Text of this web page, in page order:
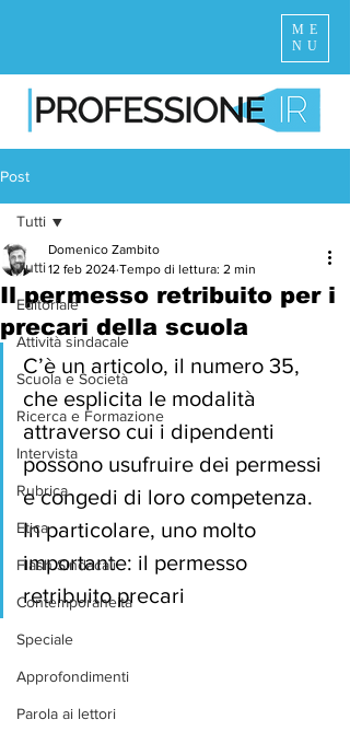
ME
NU
Post
Tutti
Editoriale
Attività sindacale
Scuola e Società
Ricerca e Formazione
Intervista
Rubrica
Etica
Flash Sindacali
Contemporaneità
Speciale
Approfondimenti
Parola ai lettori
Tutti
Il permesso retribuito per i
precari della scuola
Domenico Zambito
12 feb 2024 Tempo di lettura: 2 min
C’è un articolo, il numero 35,
che esplicita le modalità
attraverso cui i dipendenti
possono usufruire dei permessi
e congedi di loro competenza.
In particolare, uno molto
importante: il permesso
retribuito precari